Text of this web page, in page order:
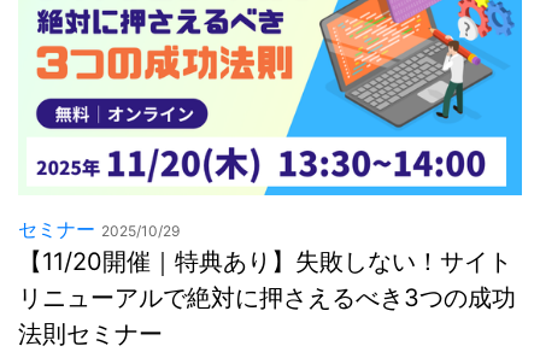
セミナー 2025/10/29
【11/20開催｜特典あり】失敗しない！サイト
リニューアルで絶対に押さえるべき3つの成功
法則セミナー